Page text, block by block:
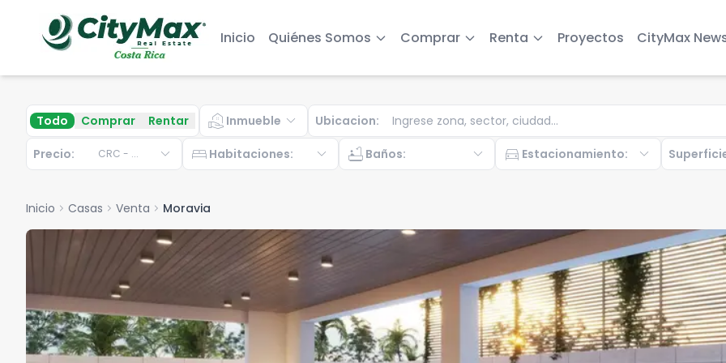
Inicio Quiénes Somos Comprar Renta Proyectos CityMax
Todo Comprar Rentar real_estate_agent Inmueble expand_more Ubicacion:
Precio: CRC - ... expand_more bed Habitaciones: expand_more bathtub Baños: expand_more directions_car Estacionamiento: expand_more
Inicio chevron_right Casas chevron_right Venta chevron_right Moravia